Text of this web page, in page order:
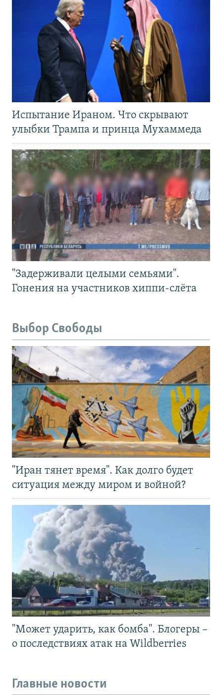
Испытание Ираном. Что скрывают
улыбки Трампа и принца Мухаммеда
"Задерживали целыми семьями".
Гонения на участников хиппи-слёта
Выбор Свободы
"Иран тянет время". Как долго будет
ситуация между миром и войной?
"Может ударить, как бомба". Блогеры –
о последствиях атак на Wildberries
Главные новости